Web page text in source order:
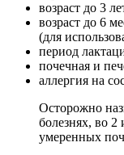
возраст до 3
возраст до 6
(для
период
почечная и
аллергия на
Осторожно
болезнях, во 2
умеренных